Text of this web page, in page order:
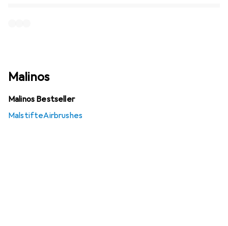
Malinos
Malinos Bestseller
MalstifteAirbrushes